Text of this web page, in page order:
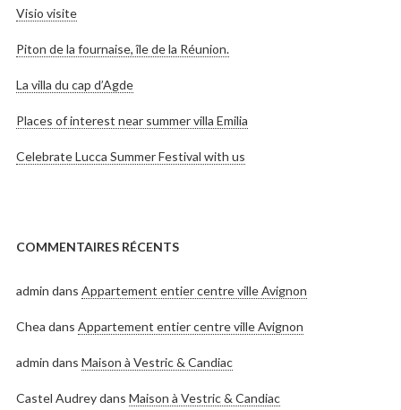
Visio visite
Piton de la fournaise, île de la Réunion.
La villa du cap d’Agde
Places of interest near summer villa Emilia
Celebrate Lucca Summer Festival with us
COMMENTAIRES RÉCENTS
admin dans Appartement entier centre ville Avignon
Chea dans Appartement entier centre ville Avignon
admin dans Maison à Vestric & Candiac
Castel Audreydans Maison à Vestric & Candiac